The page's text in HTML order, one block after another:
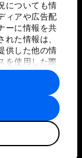
についても情
ィアや広告配
ーに情報を共
た情報は、
供した他の情
を使用した際
され、各パー
がありま
約